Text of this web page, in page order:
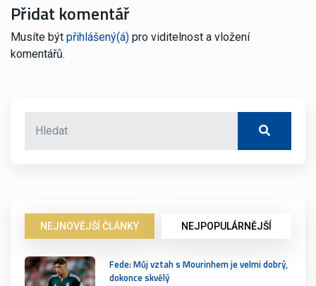
Přidat komentář
Musíte být přihlášený(á) pro viditelnost a vložení
komentářů.
NEJNOVĚJŠÍ ČLÁNKY NEJPOPULÁRNĚJŠÍ
Fede: Můj vztah s Mourinhem je velmi dobrý,
dokonce skvělý